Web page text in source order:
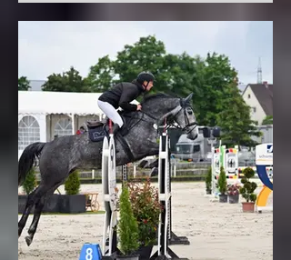
PHS*** Grafina von Graf Top-For
Pleasure-Calypso II-Pilot
Hengstvorbereitung 2025
Zugelassen zur Körung, dort
Ende November in Verden als
nicht gekörter Hengst nach
Niedersachsen verkauft